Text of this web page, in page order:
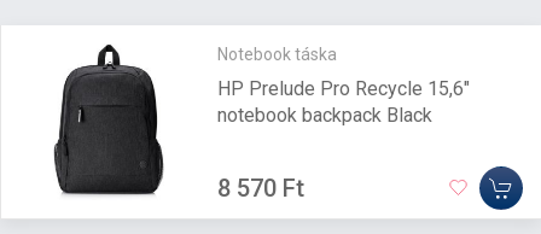
Notebook táska
HP Prelude Pro Recycle 15,6"
notebook backpack Black
8 570 Ft